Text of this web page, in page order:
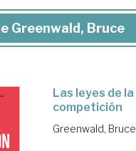
Greenwald, Bruce
Las leyes de la
competición
Greenwald, Bruce